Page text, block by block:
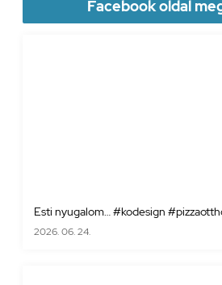
Facebook oldal
Esti nyugalom… #kodesign
2026. 06. 24.